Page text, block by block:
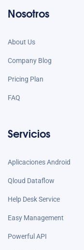
Nosotros
About Us
Company Blog
Pricing Plan
FAQ
Servicios
Aplicaciones Android
Qloud Dataflow
Help Desk Service
Easy Management
Powerful API